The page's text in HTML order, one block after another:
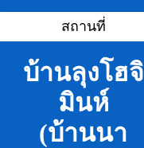
สถานที่
บ้านลุงโฮจิ
มินห์
(บ้านนา